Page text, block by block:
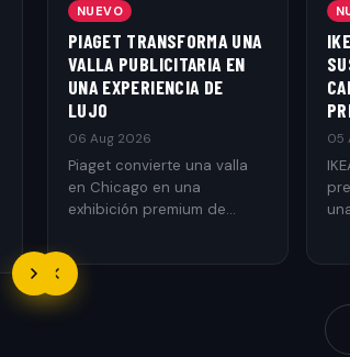
NUEVO
PIAGET TRANSFORMA UNA
VALLA PUBLICITARIA EN
UNA EXPERIENCIA DE
LUJO
06 Aug 2026
Piaget convierte una valla
en Chicago en una
exhibición premium de
mediante publicidad
exterior.
05